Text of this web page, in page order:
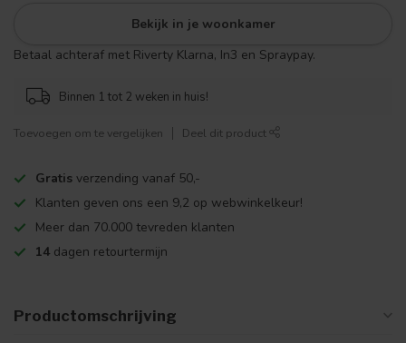
Bekijk in je woonkamer
Betaal achteraf met Riverty Klarna, In3 en Spraypay.
Binnen 1 tot 2 weken in huis!
Toevoegen om te vergelijken Deel dit product
Gratis verzending vanaf 50,-
Klanten geven ons een 9,2 op webwinkelkeur!
Meer dan 70.000 tevreden klanten
14 dagen retourtermijn
Productomschrijving